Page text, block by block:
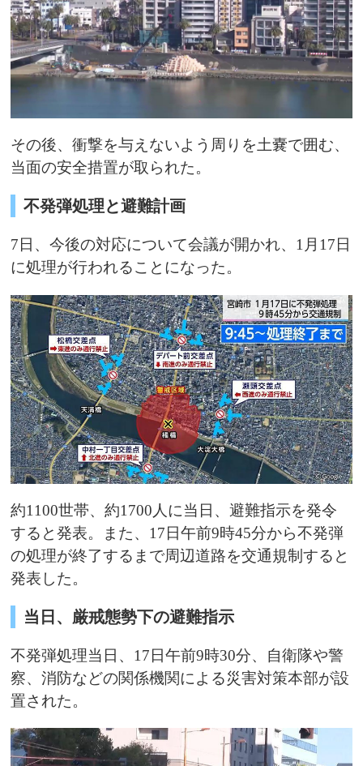
その後、衝撃を与えないよう周りを土嚢で囲む、
当面の安全措置が取られた。
不発弾処理と避難計画
7日、今後の対応について会議が開かれ、1月17日
に処理が行われることになった。
約1100世帯、約1700人に当日、避難指示を発令
すると発表。また、17日午前9時45分から不発弾
の処理が終了するまで周辺道路を交通規制すると
発表した。
当日、厳戒態勢下の避難指示
不発弾処理当日、17日午前9時30分、自衛隊や警
察、消防などの関係機関による災害対策本部が設
置された。